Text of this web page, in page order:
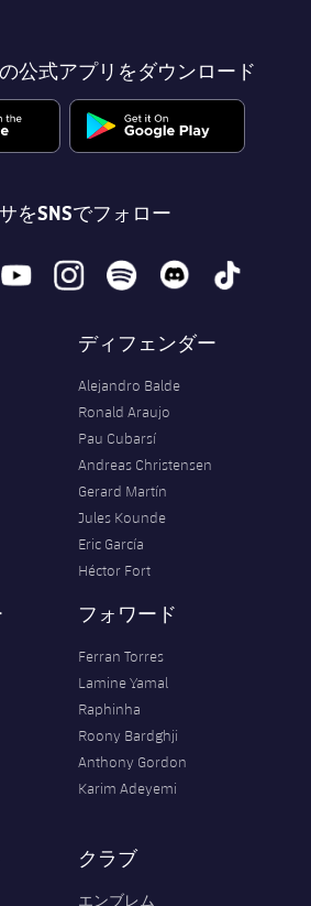
公式アプリをダウンロード
をSNSでフォロー
youtubeinstagramspotify discord tiktok
ディフェンダー
Alejandro Balde
Ronald Araujo
Pau Cubarsí
Andreas Christensen
Gerard Martín
Jules Kounde
Eric García
Héctor Fort
フォワード
Ferran Torres
Lamine Yamal
Raphinha
Roony Bardghji
Anthony Gordon
Karim Adeyemi
クラブ
エンブレム